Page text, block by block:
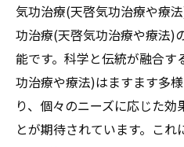
気功治療(天啓気功治療や療
功治療(天啓気功治療や療法)
能です。科学と伝統が融合
功治療や療法)はますます多
り、個々のニーズに応じた
とが期待されています。こ